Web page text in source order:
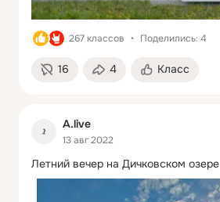
267 классов Поделились: 4
16 4 Класс
A.live
13 авг 2022
Летний вечер на Дичковском озере